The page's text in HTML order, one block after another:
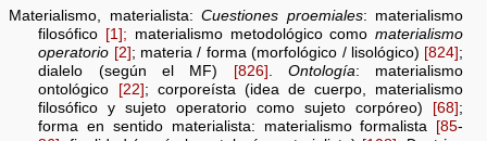
Materialismo, materialista:Cuestiones proemiales: materialismo
filosófico [1]; materialismo metodológico comomaterialismo
operatorio [2] ; materia / forma (morfológico / lisológico) [824] ;
dialelo (según el MF)
[826] . Ontología: materialismo
ontológico
[22] ; corporeísta (idea de cuerpo, materialismo
filosófico y sujeto operatorio como sujeto corpóreo)
[68] ;
forma en sentido materialista: materialismo formalista
[85-